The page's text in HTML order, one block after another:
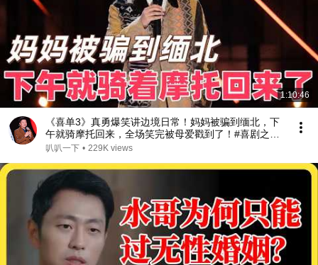
1:10:46
《喜单3》真勇爆笑讲边境日常！妈妈被骗到缅北，下
午就骑摩托回来，全场笑完被母爱戳到了！#喜剧之王
单口季 #脱口秀 #搞笑 #喜剧 #funny #综艺
叭叭一下 • 229K views